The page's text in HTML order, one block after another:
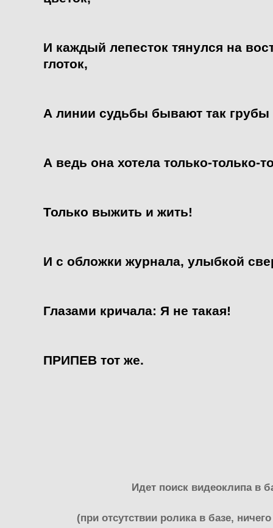
И каждый лепесток тянулся на
глоток,
А линии судьбы бывают так
А ведь она хотела только-только-
Только выжить и жить!
И с обложки журнала, улыбкой
Глазами кричала: Я не такая!
ПРИПЕВ тот же.
Идет поиск видеоклипа в
(при отсутствии ролика в базе,